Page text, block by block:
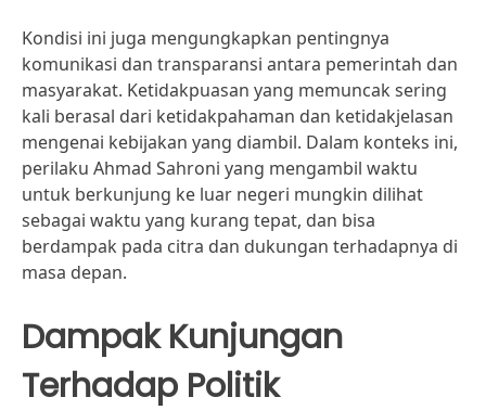
Kondisi ini juga mengungkapkan pentingnya
komunikasi dan transparansi antara pemerintah dan
masyarakat. Ketidakpuasan yang memuncak sering
kali berasal dari ketidakpahaman dan ketidakjelasan
mengenai kebijakan yang diambil. Dalam konteks ini,
perilaku Ahmad Sahroni yang mengambil waktu
untuk berkunjung ke luar negeri mungkin dilihat
sebagai waktu yang kurang tepat, dan bisa
berdampak pada citra dan dukungan terhadapnya di
masa depan.
Dampak Kunjungan
Terhadap Politik